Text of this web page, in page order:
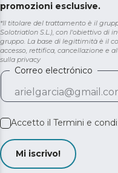
promozioni esclusive.
*Il titolare del trattamento è il
Solotriatlon S.L.), con l'obiettivo di
gruppo. La base di legittimità è il
accesso, rettifica, cancellazione e
sulla privacy
Correo electrónico
Accetto il Termini e
Mi iscrivo!